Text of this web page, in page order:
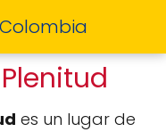
es un lugar de